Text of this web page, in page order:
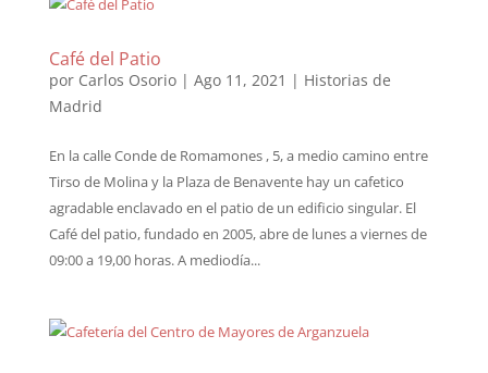
Café del Patio
por Carlos Osorio| Ago 11, 2021 | Historias de
Madrid
En la calle Conde de Romamones , 5, a medio camino entre
Tirso de Molina y la Plaza de Benavente hay un cafetico
agradable enclavado en el patio de un edificio singular. El
Café del patio, fundado en 2005, abre de lunes a viernes de
09:00 a 19,00 horas. A mediodía...